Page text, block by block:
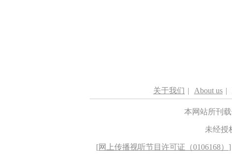
关于我们 | About us |
本网站所刊
未经授
[网上传播视听节目许可证（0106168）